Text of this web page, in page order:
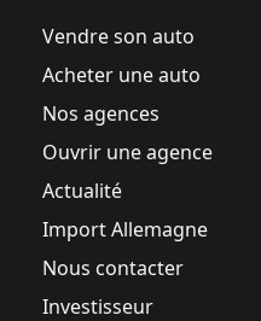
Vendre son auto
Acheter une auto
Nos agences
Ouvrir une agence
Actualité
Import Allemagne
Nous contacter
Investisseur